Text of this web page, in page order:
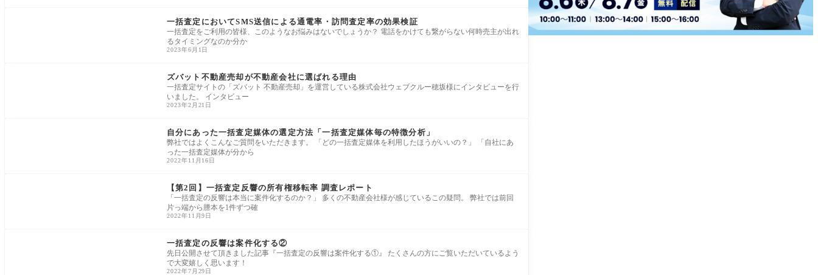
一括査定においてSMS送信による通電率・訪問査定率の効果検証
一括査定をご利用の皆様、このようなお悩みはないでしょうか？ 電話をかけても繋がらない何時売主が出れ
るタイミングなのか分か
2023年6月1日
ズバット不動産売却が不動産会社に選ばれる理由
一括査定サイトの「ズバット 不動産売却」を運営している株式会社ウェブクルー穂坂様にインタビューを行
いました。 インタビュー
2023年2月21日
自分にあった一括査定媒体の選定方法「一括査定媒体毎の特徴分析」
弊社ではよくこんなご質問をいただきます。 「どの一括査定媒体を利用したほうがいいの？」 「自社にあ
った一括査定媒体が分から
2022年11月16日
【第2回】一括査定反響の所有権移転率 調査レポート
「一括査定の反響は本当に案件化するのか？」 多くの不動産会社様が感じているこの疑問。 弊社では前回
片っ端から謄本を1件ずつ確
2022年11月9日
一括査定の反響は案件化する②
先日公開させて頂きました記事『一括査定の反響は案件化する①』 たくさんの方にご覧いただいているよう
で大変嬉しく思います！
2022年7月29日